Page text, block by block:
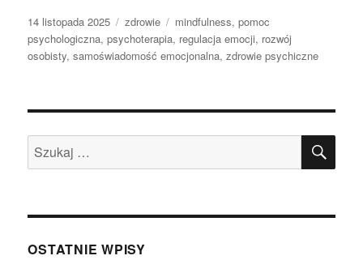
Data
publikacji
14 listopada 2025 Kategorie
zdrowie Tagi
mindfulness,pomoc
psychologiczna,psychoterapia, regulacja emocji, rozwój
osobisty,samoświadomość emocjonalna,zdrowie psychiczne
Szukaj:
OSTATNIE WPISY